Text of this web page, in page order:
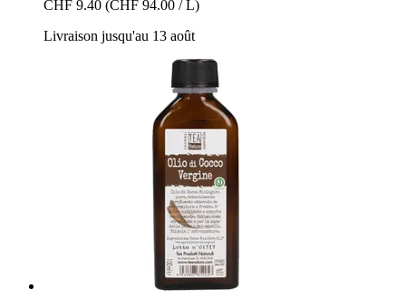
CHF 9.40 (CHF 94.00 / L)
Livraison jusqu'au 13 août